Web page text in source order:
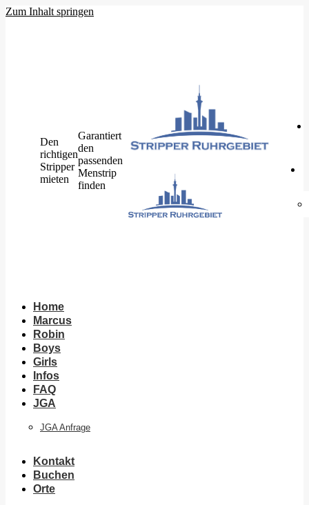
Zum Inhalt springen
Den
richtigen
Stripper
mieten
Garantiert
den
passenden
Menstrip
finden
Home
Marcus
Robin
Boys
Girls
Infos
FAQ
JGA
JGA Anfrage
Kontakt
Buchen
Orte